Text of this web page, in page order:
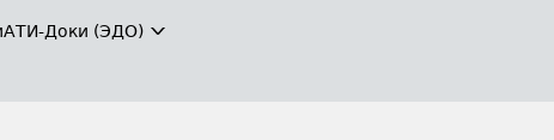
АТИ-Доки (ЭДО)